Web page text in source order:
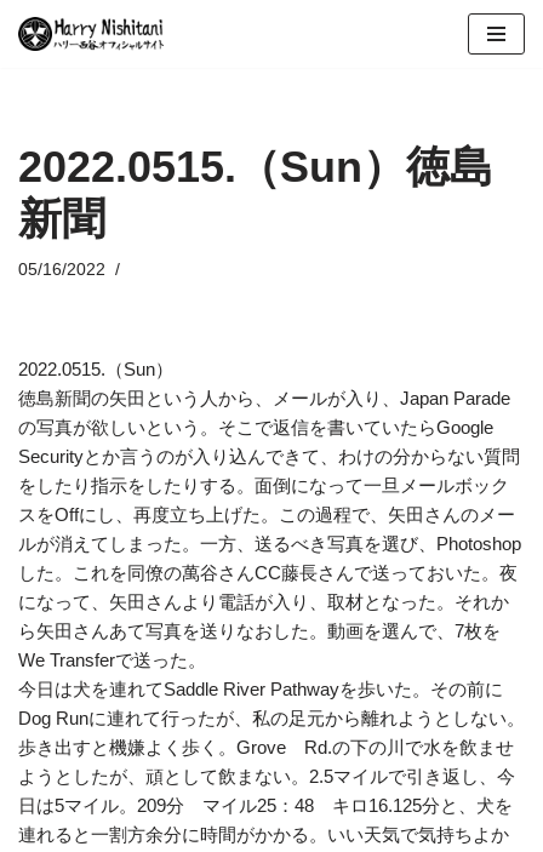
ン
ツ
へ
ス
キ
2022.0515.（Sun）徳島
新聞
05/16/2022
2022.0515.（Sun）
徳島新聞の矢田という人から、メールが入り、Japan Parade
の写真が欲しいという。そこで返信を書いていたらGoogle
Securityとか言うのが入り込んできて、わけの分からない質問
をしたり指示をしたりする。面倒になって一旦メールボック
スをOffにし、再度立ち上げた。この過程で、矢田さんのメー
ルが消えてしまった。一方、送るべき写真を選び、Photoshop
した。これを同僚の萬谷さんCC藤長さんで送っておいた。夜
になって、矢田さんより電話が入り、取材となった。それか
ら矢田さんあて写真を送りなおした。動画を選んで、7枚を
We Transferで送った。
今日は犬を連れてSaddle River Pathwayを歩いた。その前に
Dog Runに連れて行ったが、私の足元から離れようとしない。
歩き出すと機嫌よく歩く。Grove Rd.の下の川で水を飲ませ
ようとしたが、頑として飲まない。2.5マイルで引き返し、今
日は5マイル。209分 マイル25：48 キロ16.125分と、犬を
連れると一割方余分に時間がかかる。いい天気で気持ちよか